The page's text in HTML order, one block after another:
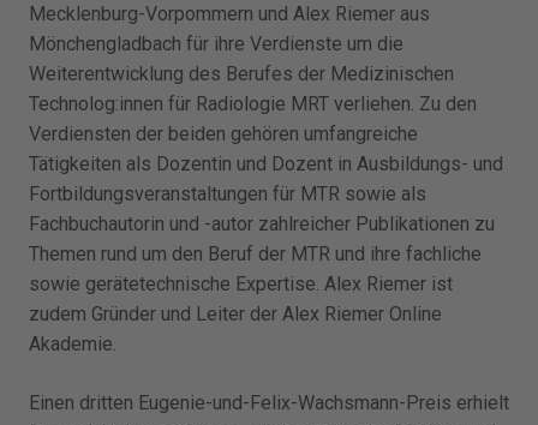
Mecklenburg-Vorpommern und Alex Riemer aus
Mönchengladbach für ihre Verdienste um die
Weiterentwicklung des Berufes der Medizinischen
Technolog:innen für Radiologie MRT verliehen. Zu den
Verdiensten der beiden gehören umfangreiche
Tätigkeiten als Dozentin und Dozent in Ausbildungs- und
Fortbildungsveranstaltungen für MTR sowie als
Fachbuchautorin und -autor zahlreicher Publikationen zu
Themen rund um den Beruf der MTR und ihre fachliche
sowie gerätetechnische Expertise. Alex Riemer ist
zudem Gründer und Leiter der Alex Riemer Online
Akademie.
Einen dritten Eugenie-und-Felix-Wachsmann-Preis erhielt